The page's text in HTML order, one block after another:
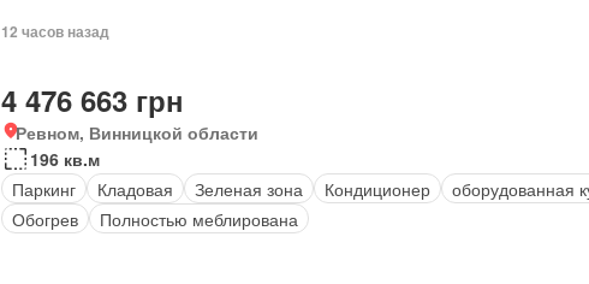
12 часов назад
4 476 663 грн
Ревном, Винницкой области
196 кв.м
Паркинг
Кладовая Зеленая зона Кондиционер
оборудованная
Обогрев
Полностью меблирована